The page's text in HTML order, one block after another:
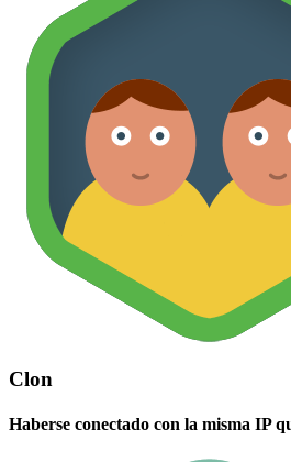
Clon
Haberse conectado con la misma IP